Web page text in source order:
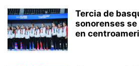
Tercia de
sonorenses
en